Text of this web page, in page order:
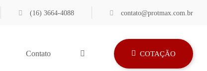
(16) 3664-4088 contato@protmax.com.br
Contato COTAÇÃO